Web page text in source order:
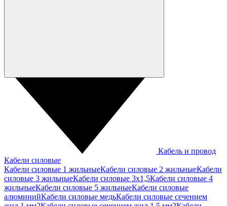
Кабель и провод
Кабели силовые
Кабели силовые 1 жильныеКабели силовые 2 жильныеКабели
силовые 3 жильныеКабели силовые 3х1,5Кабели силовые 4
жильныеКабели силовые 5 жильныеКабели силовые
алюминийКабели силовые медьКабели силовые сечением